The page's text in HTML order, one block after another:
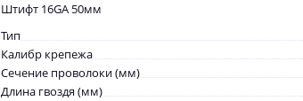
Штифт 16GA 50мм
Тип
Калибр крепежа
Сечение проволоки (мм)
Длина гвоздя (мм)